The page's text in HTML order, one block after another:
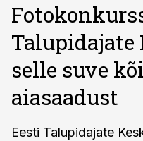
selle suve
aiasaadust
Eesti Talupidajate